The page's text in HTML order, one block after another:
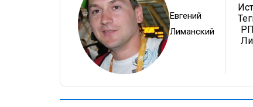
Евгений
Лиманский